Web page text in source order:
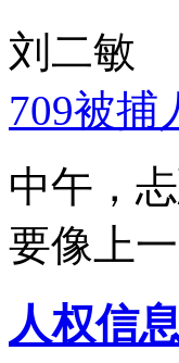
刘二敏
709被捕
中午，
要像上
人权信